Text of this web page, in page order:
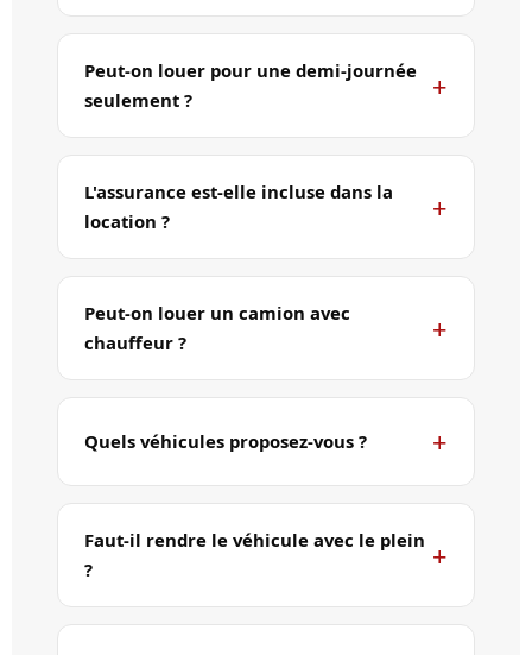
Peut-on louer pour une demi-journée
seulement ?
L'assurance est-elle incluse dans la
location ?
Peut-on louer un camion avec
chauffeur ?
Quels véhicules proposez-vous ?
Faut-il rendre le véhicule avec le plein
?